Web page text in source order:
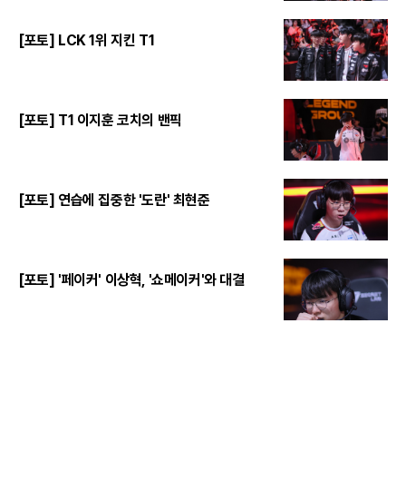
[포토] LCK 1위 지킨 T1
[포토] T1 이지훈 코치의 밴픽
[포토] 연습에 집중한 '도란' 최현준
[포토] '페이커' 이상혁, '쇼메이커'와 대결